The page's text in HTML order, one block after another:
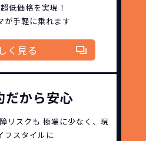
低価格を実現！
が手軽に乗れます
く見る
だから安心
リスクも 極端に少なく、 現
フスタイルに